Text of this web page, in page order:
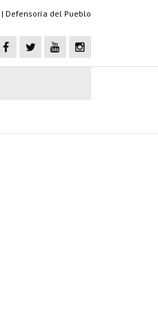
| Defensoría del Pueblo